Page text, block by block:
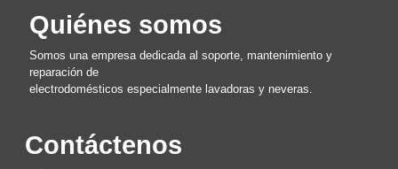
Quiénes somos
Somos una empresa dedicada al soporte, mantenimiento y
reparación de
electrodomésticos especialmente lavadoras y neveras.
Contáctenos